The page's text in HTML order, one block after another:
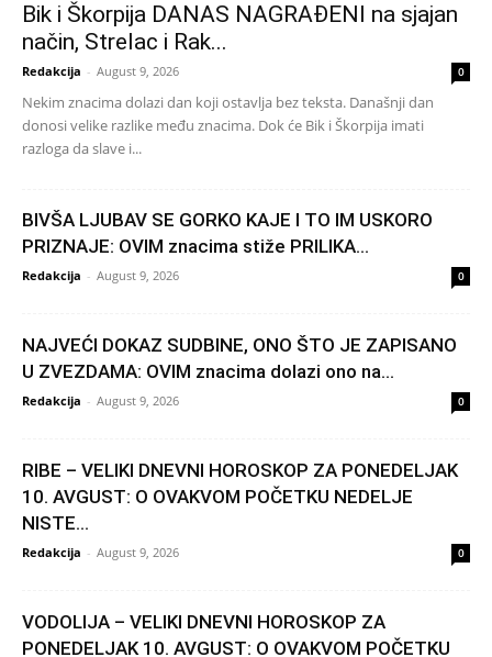
Bik i Škorpija DANAS NAGRAĐENI na sjajan
način, Strelac i Rak...
Redakcija - August 9, 2026 0
Nekim znacima dolazi dan koji ostavlja bez teksta. Današnji dan
donosi velike razlike među znacima. Dok će Bik i Škorpija imati
razloga da slave i...
BIVŠA LJUBAV SE GORKO KAJE I TO IM USKORO
PRIZNAJE: OVIM znacima stiže PRILIKA...
Redakcija - August 9, 2026 0
NAJVEĆI DOKAZ SUDBINE, ONO ŠTO JE ZAPISANO
U ZVEZDAMA: OVIM znacima dolazi ono na...
Redakcija - August 9, 2026 0
RIBE – VELIKI DNEVNI HOROSKOP ZA PONEDELJAK
10. AVGUST: O OVAKVOM POČETKU NEDELJE
NISTE...
Redakcija - August 9, 2026 0
VODOLIJA – VELIKI DNEVNI HOROSKOP ZA
PONEDELJAK 10. AVGUST: O OVAKVOM POČETKU